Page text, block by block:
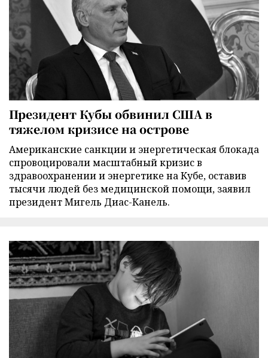
Президент Кубы обвинил США в
тяжелом кризисе на острове
Американские санкции и энергетическая блокада
спровоцировали масштабный кризис в
здравоохранении и энергетике на Кубе, оставив
тысячи людей без медицинской помощи, заявил
президент Мигель Диас-Канель.